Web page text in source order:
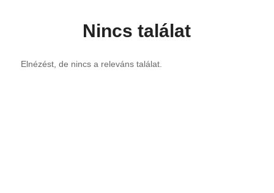
Nincs találat
Elnézést, de nincs a releváns találat.